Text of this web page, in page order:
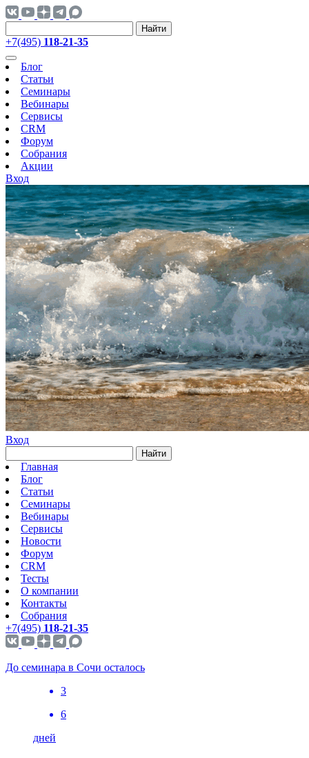
Найти
+7(495) 118-21-35
Блог
Статьи
Семинары
Вебинары
Сервисы
CRM
Форум
Собрания
Акции
Вход
Вход
Найти
Главная
Блог
Статьи
Семинары
Вебинары
Сервисы
Новости
Форум
CRM
Тесты
О компании
Контакты
Собрания
+7(495) 118-21-35
До семинара в Сочи осталось
3
6
дней